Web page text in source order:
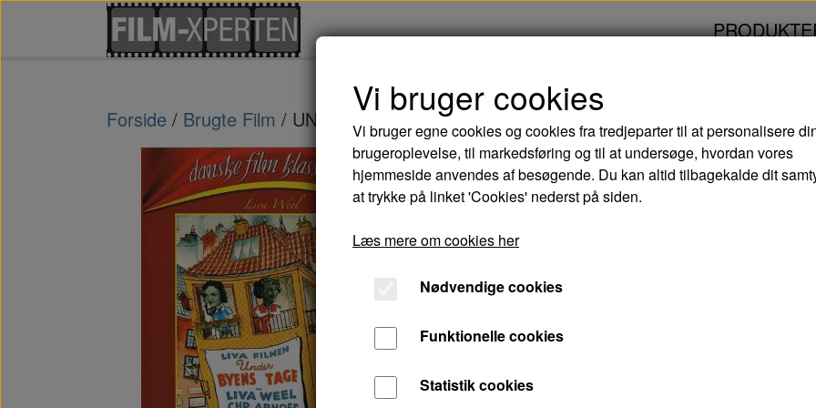
Forside Brugte Film UNDER BYENS TAGE - DVD (Brugt)
UNDER BYENS
20,00 kr.
Niels Brandmose bor i et kunstnerkollektiv i
række kunstnere og en meget stor
at støtte kunstnerne. Niels skriver til
Vi bruger cookies
Vi bruger egne cookies og cookies fra tredjeparter til at personalisere
brugeroplevelse, til markedsføring og til at undersøge, hvordan vores
hjemmeside anvendes af besøgende. Du kan altid tilbagekalde dit
at trykke på linket 'Cookies' nederst på siden.
Læs mere om cookies her
Nødvendige cookies
Funktionelle cookies
Statistik cookies